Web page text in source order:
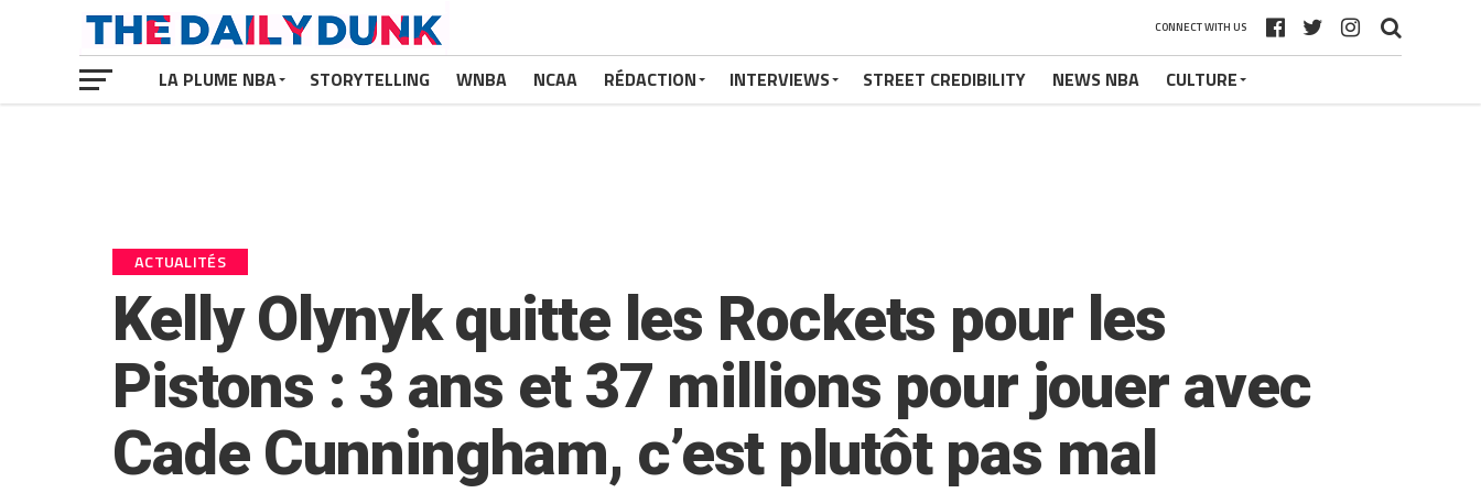
CONNECT WITH US
LA PLUME NBA STORYTELLING WNBA NCAA RÉDACTION INTERVIEWS STREET CREDIBILITY NEWS NBA CULTURE
ACTUALITÉS
Kelly Olynyk quitte les Rockets pour les
Pistons : 3 ans et 37 millions pour jouer avec
Cade Cunningham, c’est plutôt pas mal